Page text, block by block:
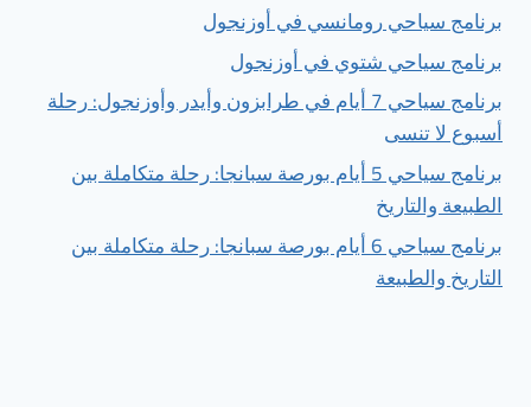
برنامج سياحي رومانسي في أوزنجول
برنامج سياحي شتوي في أوزنجول
برنامج سياحي 7 أيام في طرابزون وأيدر وأوزنجول: رحلة
أسبوع لا تنسى
برنامج سياحي 5 أيام بورصة سبانجا: رحلة متكاملة بين
الطبيعة والتاريخ
برنامج سياحي 6 أيام بورصة سبانجا: رحلة متكاملة بين
التاريخ والطبيعة